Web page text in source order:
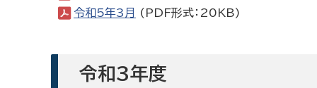
令和5年3月
(PDF形式：20KB)
令和3年度